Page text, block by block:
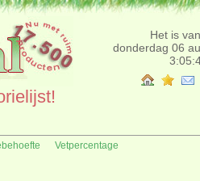
Het is
donderdag 06
Vetpercentage